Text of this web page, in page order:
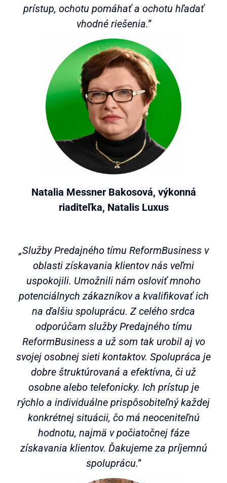
prístup, ochotu pomáhať a ochotu hľadať
vhodné riešenia.”
Natalia Messner Bakosová, výkonná
riaditeľka, Natalis Luxus
„Služby Predajného tímu ReformBusiness v
oblasti získavania klientov nás veľmi
uspokojili. Umožnili nám osloviť mnoho
potenciálnych zákazníkov a kvalifikovať ich
na ďalšiu spoluprácu. Z celého srdca
odporúčam služby Predajného tímu
ReformBusiness a už som tak urobil aj vo
svojej osobnej sieti kontaktov. Spolupráca je
dobre štruktúrovaná a efektívna, či už
osobne alebo telefonicky. Ich prístup je
rýchlo a individuálne prispôsobiteľný každej
konkrétnej situácii, čo má neoceniteľnú
hodnotu, najmä v počiatočnej fáze
získavania klientov. Ďakujeme za príjemnú
spoluprácu.”